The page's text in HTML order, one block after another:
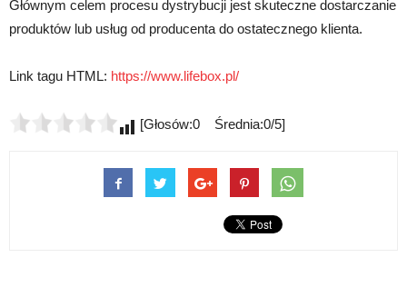
Głównym celem procesu dystrybucji jest skuteczne dostarczanie
produktów lub usług od producenta do ostatecznego klienta.
Link tagu HTML: https://www.lifebox.pl/
[Głosów:0 Średnia:0/5]